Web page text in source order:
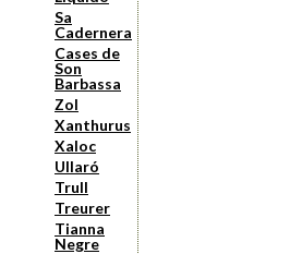
Sa
Cadernera
Cases de
Son
Barbassa
Zol
Xanthurus
Xaloc
Ullaró
Trull
Treurer
Tianna
Negre